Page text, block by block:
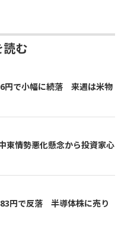
読む
円で小幅に続落 来週は米物
東情勢悪化懸念から投資家心
円で反落 半導体株に売り